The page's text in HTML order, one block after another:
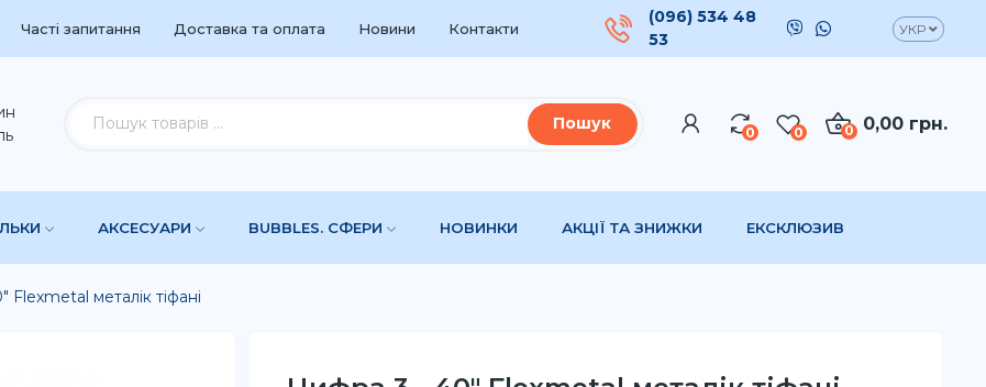
Часті запитання Доставка та оплата Новини Контакти
(096) 534 48
53
УКР
Пошук 0 0 0,00 грн.
0
АКСЕСУАРИ BUBBLES. СФЕРИ НОВИНКИ АКЦІЇ ТА ЗНИЖКИ ЕКСКЛЮЗИВ
металік тіфані